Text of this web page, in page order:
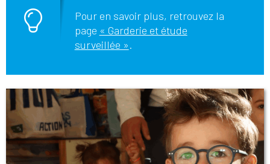
Pour en savoir plus, retrouvez la
page « Garderie et étude
surveillée ».